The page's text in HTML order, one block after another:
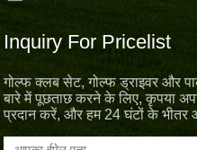
Inquiry For Pricelist
गोल्फ क्लब सेट, गोल्फ ड्राइवर और
बारे में पूछताछ करने के लिए, कृपया
प्रदान करें, और हम 24 घंटों के भीतर